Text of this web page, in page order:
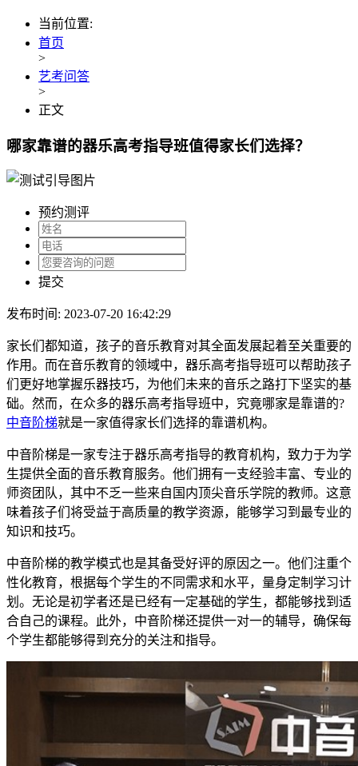
当前位置:
首页
>
艺考问答
>
正文
哪家靠谱的器乐高考指导班值得家长们选择？
预约测评
提交
发布时间: 2023-07-20 16:42:29
家长们都知道，孩子的音乐教育对其全面发展起着至关重要的
作用。而在音乐教育的领域中，器乐高考指导班可以帮助孩子
们更好地掌握乐器技巧，为他们未来的音乐之路打下坚实的基
础。然而，在众多的器乐高考指导班中，究竟哪家是靠谱的?
中音阶梯就是一家值得家长们选择的靠谱机构。
中音阶梯是一家专注于器乐高考指导的教育机构，致力于为学
生提供全面的音乐教育服务。他们拥有一支经验丰富、专业的
师资团队，其中不乏一些来自国内顶尖音乐学院的教师。这意
味着孩子们将受益于高质量的教学资源，能够学习到最专业的
知识和技巧。
中音阶梯的教学模式也是其备受好评的原因之一。他们注重个
性化教育，根据每个学生的不同需求和水平，量身定制学习计
划。无论是初学者还是已经有一定基础的学生，都能够找到适
合自己的课程。此外，中音阶梯还提供一对一的辅导，确保每
个学生都能够得到充分的关注和指导。